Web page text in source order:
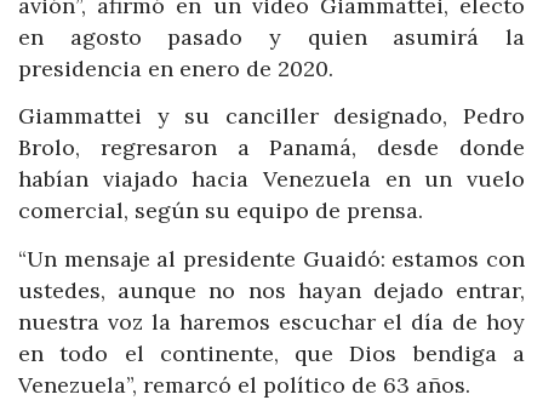
en agosto pasado y quien asumirá la
presidencia en enero de 2020.
Giammattei y su canciller designado, Pedro
Brolo, regresaron a Panamá, desde donde
habían viajado hacia Venezuela en un vuelo
comercial, según su equipo de prensa.
“Un mensaje al presidente Guaidó: estamos con
ustedes, aunque no nos hayan dejado entrar,
nuestra voz la haremos escuchar el día de hoy
en todo el continente, que Dios bendiga a
Venezuela”, remarcó el político de 63 años.